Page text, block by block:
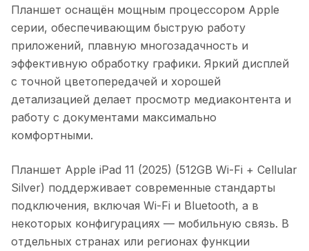
Планшет оснащён мощным процессором Apple
серии, обеспечивающим быструю работу
приложений, плавную многозадачность и
эффективную обработку графики. Яркий дисплей
с точной цветопередачей и хорошей
детализацией делает просмотр медиаконтента и
работу с документами максимально
комфортными.
Планшет Apple iPad 11 (2025) (512GB Wi-Fi + Cellular
Silver) поддерживает современные стандарты
подключения, включая Wi-Fi и Bluetooth, а в
некоторых конфигурациях — мобильную связь. В
отдельных странах или регионах функции